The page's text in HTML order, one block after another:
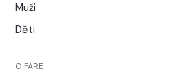
Muži
Děti
O FARE